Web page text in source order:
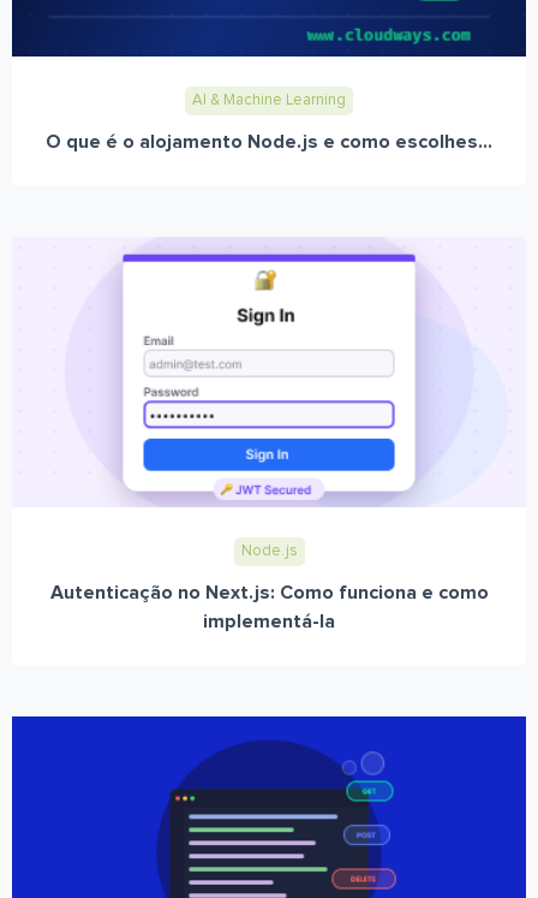
AI & Machine Learning
O que é o alojamento Node.js e como escolhes...
Node.js
Autenticação no Next.js: Como funciona e como
implementá-la